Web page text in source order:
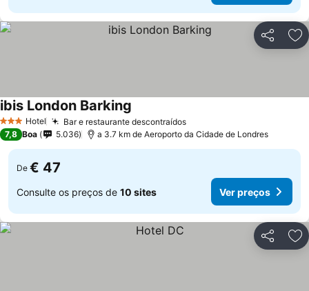
Partilhar
3 EstrelasHotel Bar e restaurante descontraídosVer preços
ibis London Barking
7,8 Boa 5.036 a 3.7 km de Aeroporto da Cidade de Londres
De € 47
Consulte os preços de 10 sites Ver preços
Partilhar